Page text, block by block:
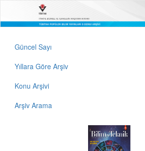
Güncel Sayı
Yıllara Göre Arşiv
Konu Arşivi
Arşiv Arama